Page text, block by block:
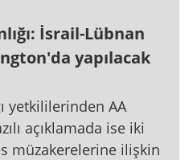
İsrail-Lübnan
yapılacak
yetkililerinden AA
açıklamada ise iki
müzakerelerine ilişkin